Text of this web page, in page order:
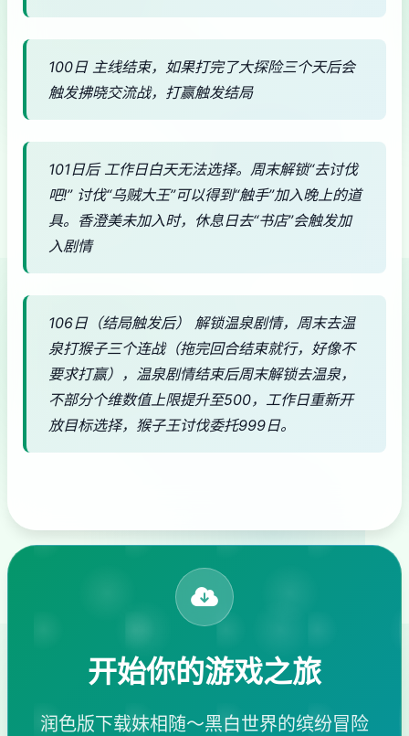
100日 主线结束，如果打完了大探险三个天后会
触发拂晓交流战，打赢触发结局
101日后 工作日白天无法选择。周末解锁“去讨伐
吧!” 讨伐“乌贼大王”可以得到“触手”加入晚上的道
具。香澄美未加入时，休息日去“书店”会触发加
入剧情
106日（结局触发后） 解锁温泉剧情，周末去温
泉打猴子三个连战（拖完回合结束就行，好像不
要求打赢），温泉剧情结束后周末解锁去温泉，
不部分个维数值上限提升至500，工作日重新开
放目标选择，猴子王讨伐委托999日。
开始你的游戏之旅
润色版下载妹相随～黑白世界的缤纷冒险